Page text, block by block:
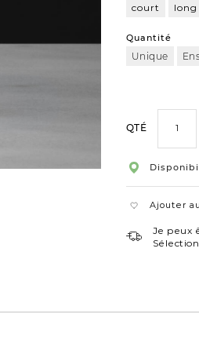
court long
Quantité
Unique
QTÉ
Ajouter
Je peux